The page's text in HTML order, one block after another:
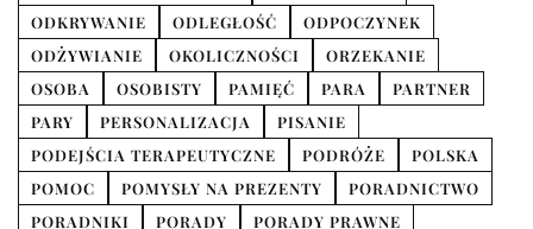
ODKRYWANIE
ODLEGŁOŚĆ
ODPOCZYNEK
ODŻYWIANIE
OKOLICZNOŚCI
ORZEKANIE
OSOBA
OSOBISTY PAMIĘĆ PARA
PARTNER
PARY
PERSONALIZACJA
PISANIE
PODEJŚCIA TERAPEUTYCZNE
PODRÓŻE
POLSKA
POMOC
POMYSŁY NA PREZENTY
PORADNICTWO
PORADNIKI
PORADY PORADY PRAWNE